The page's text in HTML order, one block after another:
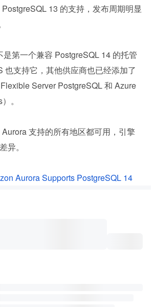
13 的支持，发布周期明显
是第一个兼容 PostgreSQL 14 的托管
也支持它，其他供应商也已经添加了
Server PostgreSQL 和 Azure
。
支持的所有地区都可用，引擎
异。
Aurora Supports PostgreSQL 14